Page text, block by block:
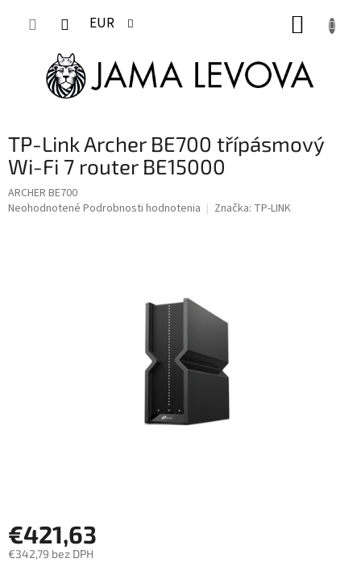
EUR
TP-Link Archer BE700 třípásmový
Wi-Fi 7 router BE15000
ARCHER BE700
Priemerné
Neohodnotené Podrobnosti hodnotenia Značka: TP-LINK
€421,63
€342,79 bez DPH